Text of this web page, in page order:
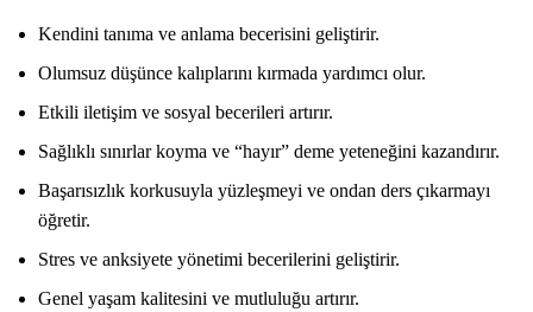
Kendini tanıma ve anlama becerisini geliştirir.
Olumsuz düşünce kalıplarını kırmada yardımcı olur.
Etkili iletişim ve sosyal becerileri artırır.
Sağlıklı sınırlar koyma ve “hayır” deme yeteneğini kazandırır.
Başarısızlık korkusuyla yüzleşmeyi ve ondan ders çıkarmayı
öğretir.
Stres ve anksiyete yönetimi becerilerini geliştirir.
Genel yaşam kalitesini ve mutluluğu artırır.